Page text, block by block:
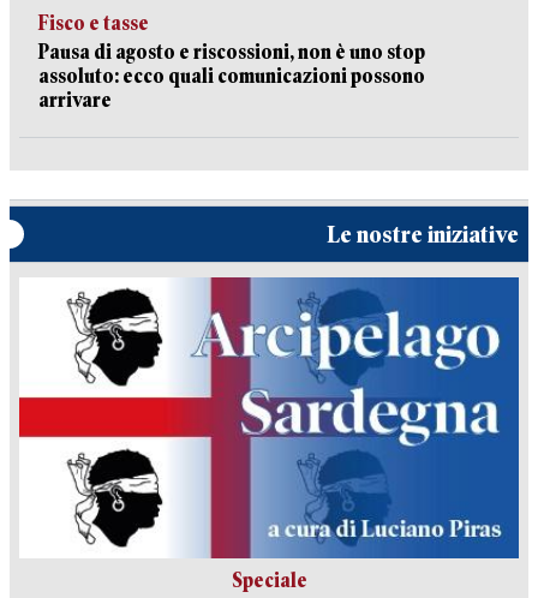
Fisco e tasse
Pausa di agosto e riscossioni, non è uno stop
assoluto: ecco quali comunicazioni possono
arrivare
Le nostre iniziative
Speciale